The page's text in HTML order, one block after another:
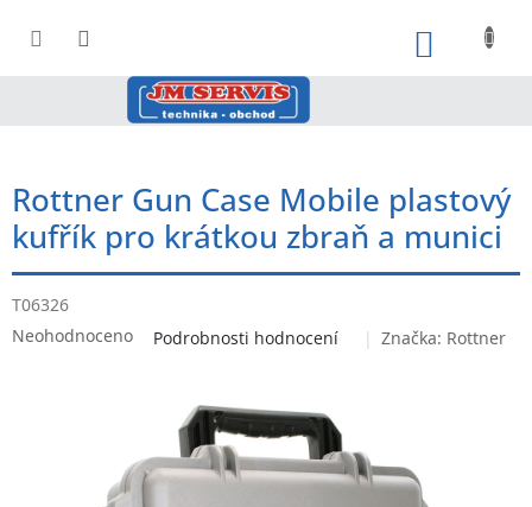
Rottner Gun Case Mobile plastový
kufřík pro krátkou zbraň a munici
T06326
Průměrné
Neohodnoceno Podrobnosti hodnocení Značka: Rottner